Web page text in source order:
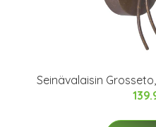
Seinävalaisin